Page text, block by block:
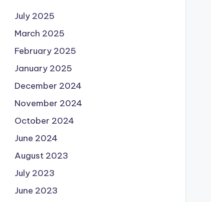
July 2025
March 2025
February 2025
January 2025
December 2024
November 2024
October 2024
June 2024
August 2023
July 2023
June 2023